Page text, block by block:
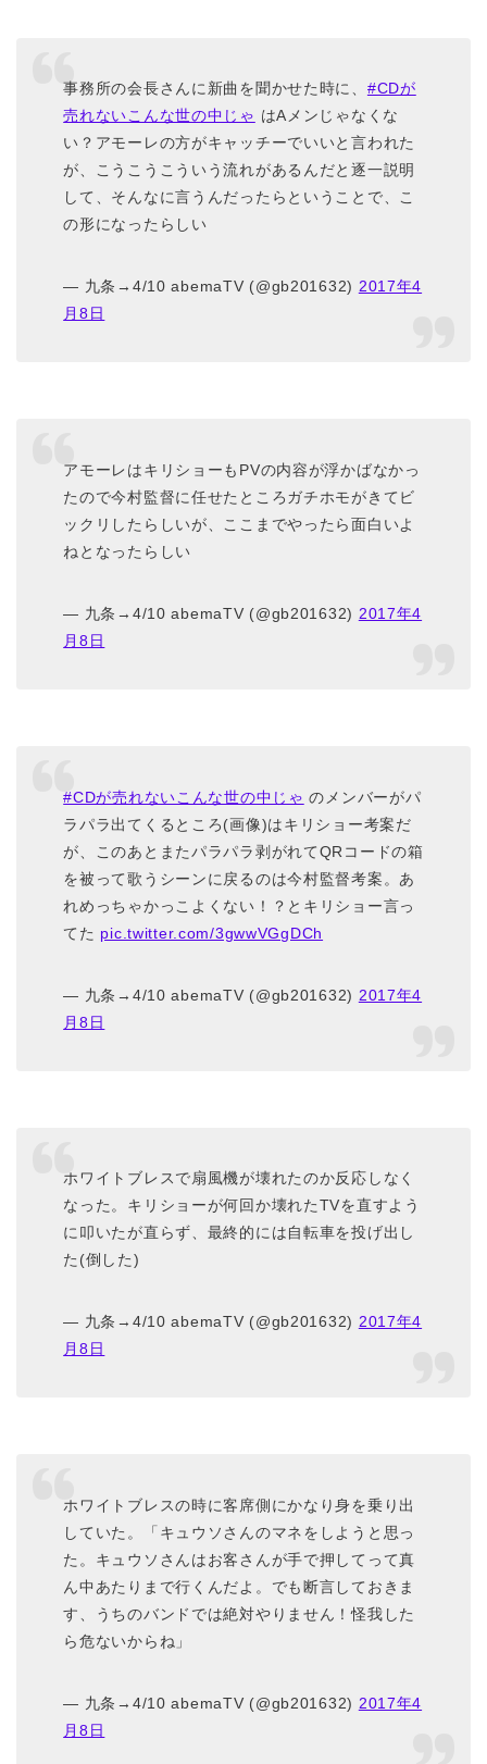
事務所の会長さんに新曲を聞かせた時に、 #CDが
売れないこんな世の中じゃ はAメンじゃなくな
い？アモーレの方がキャッチーでいいと言われた
が、こうこうこういう流れがあるんだと逐一説明
して、そんなに言うんだったらということで、こ
の形になったらしい
— 九条→4/10 abemaTV (@gb201632) 2017年4
月8日
アモーレはキリショーもPVの内容が浮かばなかっ
たので今村監督に任せたところガチホモがきてビ
ックリしたらしいが、ここまでやったら面白いよ
ねとなったらしい
— 九条→4/10 abemaTV (@gb201632) 2017年4
月8日
#CDが売れないこんな世の中じゃ のメンバーがパ
ラパラ出てくるところ(画像)はキリショー考案だ
が、このあとまたパラパラ剥がれてQRコードの箱
を被って歌うシーンに戻るのは今村監督考案。あ
れめっちゃかっこよくない！？とキリショー言っ
てた pic.twitter.com/3gwwVGgDCh
— 九条→4/10 abemaTV (@gb201632) 2017年4
月8日
ホワイトブレスで扇風機が壊れたのか反応しなく
なった。キリショーが何回か壊れたTVを直すよう
に叩いたが直らず、最終的には自転車を投げ出し
た(倒した)
— 九条→4/10 abemaTV (@gb201632) 2017年4
月8日
ホワイトブレスの時に客席側にかなり身を乗り出
していた。「キュウソさんのマネをしようと思っ
た。キュウソさんはお客さんが手で押してって真
ん中あたりまで行くんだよ。でも断言しておきま
す、うちのバンドでは絶対やりません！怪我した
ら危ないからね」
— 九条→4/10 abemaTV (@gb201632) 2017年4
月8日